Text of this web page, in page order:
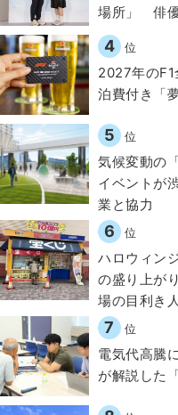
場所」 俳
4 位
2027年のF1
泊費付き「
5 位
気候変動の
イベントが
業と協力
6 位
ハロウィン
の盛り上が
場の目利き
7 位
電気代高騰
が解説した